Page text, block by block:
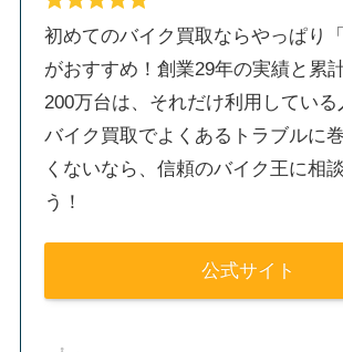
初めてのバイク買取ならやっぱり「
がおすすめ！創業29年の実績と累
200万台は、それだけ利用している
バイク買取でよくあるトラブルに
くないなら、信頼のバイク王に相
う！
公式サイト